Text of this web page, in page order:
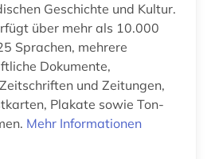
(1)
Geschichte und Kultur.
über mehr als 10.000
Sprachen, mehrere
Dokumente,
und Zeitungen,
Plakate sowie Ton-
Mehr Informationen